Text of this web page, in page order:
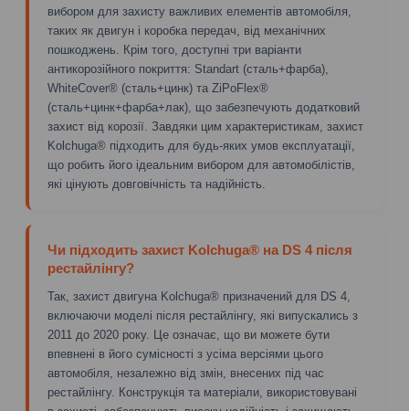
вибором для захисту важливих елементів автомобіля,
таких як двигун і коробка передач, від механічних
пошкоджень. Крім того, доступні три варіанти
антикорозійного покриття: Standart (сталь+фарба),
WhiteCover® (сталь+цинк) та ZiPoFlex®
(сталь+цинк+фарба+лак), що забезпечують додатковий
захист від корозії. Завдяки цим характеристикам, захист
Kolchuga® підходить для будь-яких умов експлуатації,
що робить його ідеальним вибором для автомобілістів,
які цінують довговічність та надійність.
Чи підходить захист Kolchuga® на DS 4 після
рестайлінгу?
Так, захист двигуна Kolchuga® призначений для DS 4,
включаючи моделі після рестайлінгу, які випускались з
2011 до 2020 року. Це означає, що ви можете бути
впевнені в його сумісності з усіма версіями цього
автомобіля, незалежно від змін, внесених під час
рестайлінгу. Конструкція та матеріали, використовувані